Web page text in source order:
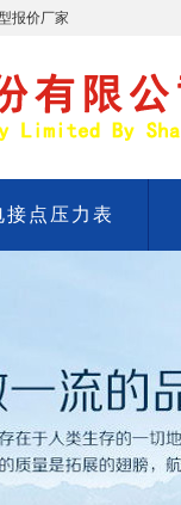
报价厂家
接点压力表